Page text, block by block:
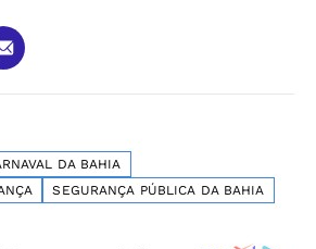
DA BAHIA
SEGURANÇA PÚBLICA DA BAHIA